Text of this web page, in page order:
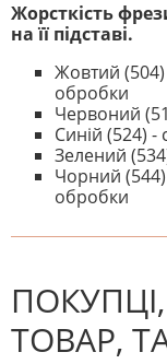
Жорсткість
на її підставі.
Жовтий (504)
обробки
Червоний
Синій (524) -
Зелений
Чорний
обробки
На даний час немає
ТОВАР,